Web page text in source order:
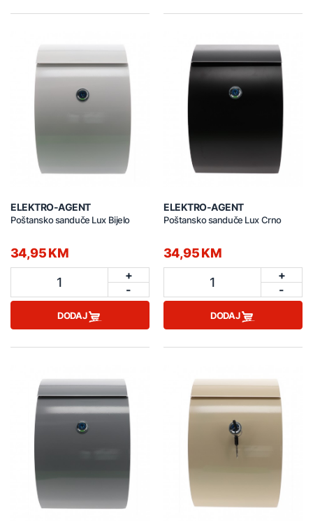
ELEKTRO-AGENT
Poštansko sanduče Lux Bijelo
34,95 KM
1
+
-
DODAJ
ELEKTRO-AGENT
Poštansko sanduče Lux Crno
34,95 KM
1
+
-
DODAJ